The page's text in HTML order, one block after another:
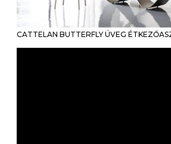
CATTELAN BUTTERFLY ÜVEG